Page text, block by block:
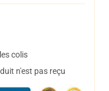
colis
n'est pas reçu